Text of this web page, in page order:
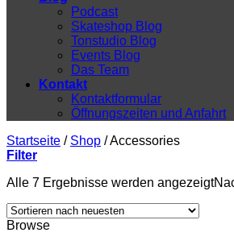
Podcast
Skateshop Blog
Tonstudio Blog
Events Blog
Das Team
Kontakt
Kontaktformular
Öffnungszeiten und Anfahrt
Startseite / Shop /Accessories
Filter
Alle 7 Ergebnisse werden angezeigt
Browse